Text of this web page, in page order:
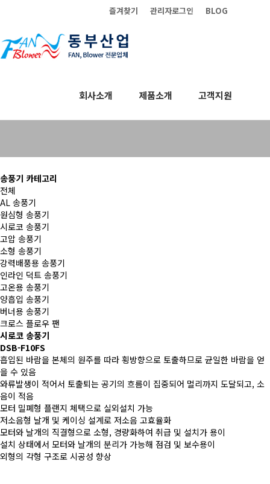
BLOG
관리자로그인
즐겨찾기
회사소개 제품소개 고객지원
송풍기
송풍기 카테고리
전체
AL 송풍기
원심형 송풍기
시로코 송풍기
고압 송풍기
소형 송풍기
강력배풍용 송풍기
인라인 덕트 송풍기
고온용 송풍기
양흡입 송풍기
버너용 송풍기
크로스 플로우 팬
시로코 송풍기
DSB-F10FS
흡입된 바람을 본체의 원주를 따라 횡방향으로 토출하므로 균일한 바람을 얻
을 수 있음
와류발생이 적어서 토출퇴는 공기의 흐름이 집중되어 멀리까지 도달되고, 소
음이 적음
모터 밀폐형 플랜지 체택으로 실외설치 가능
저소음형 날개 및 케이싱 설계로 저소음 고효율화
모터와 날개의 직결형으로 소형, 경량화하여 취급 및 설치가 용이
설치 상태에서 모터와 날개의 분리가 가능해 점검 및 보수용이
외형의 각형 구조로 시공성 향상